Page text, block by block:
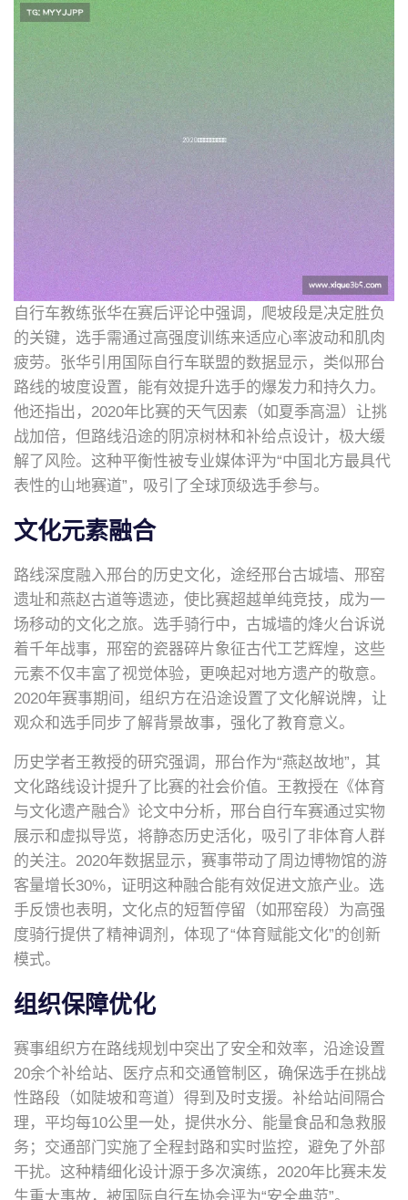
自行车教练张华在赛后评论中强调，爬坡段是决定胜负
的关键，选手需通过高强度训练来适应心率波动和肌肉
疲劳。张华引用国际自行车联盟的数据显示，类似邢台
路线的坡度设置，能有效提升选手的爆发力和持久力。
他还指出，2020年比赛的天气因素（如夏季高温）让挑
战加倍，但路线沿途的阴凉树林和补给点设计，极大缓
解了风险。这种平衡性被专业媒体评为“中国北方最具代
表性的山地赛道”，吸引了全球顶级选手参与。
文化元素融合
路线深度融入邢台的历史文化，途经邢台古城墙、邢窑
遗址和燕赵古道等遗迹，使比赛超越单纯竞技，成为一
场移动的文化之旅。选手骑行中，古城墙的烽火台诉说
着千年战事，邢窑的瓷器碎片象征古代工艺辉煌，这些
元素不仅丰富了视觉体验，更唤起对地方遗产的敬意。
2020年赛事期间，组织方在沿途设置了文化解说牌，让
观众和选手同步了解背景故事，强化了教育意义。
历史学者王教授的研究强调，邢台作为“燕赵故地”，其
文化路线设计提升了比赛的社会价值。王教授在《体育
与文化遗产融合》论文中分析，邢台自行车赛通过实物
展示和虚拟导览，将静态历史活化，吸引了非体育人群
的关注。2020年数据显示，赛事带动了周边博物馆的游
客量增长30%，证明这种融合能有效促进文旅产业。选
手反馈也表明，文化点的短暂停留（如邢窑段）为高强
度骑行提供了精神调剂，体现了“体育赋能文化”的创新
模式。
组织保障优化
赛事组织方在路线规划中突出了安全和效率，沿途设置
20余个补给站、医疗点和交通管制区，确保选手在挑战
性路段（如陡坡和弯道）得到及时支援。补给站间隔合
理，平均每10公里一处，提供水分、能量食品和急救服
务；交通部门实施了全程封路和实时监控，避免了外部
干扰。这种精细化设计源于多次演练，2020年比赛未发